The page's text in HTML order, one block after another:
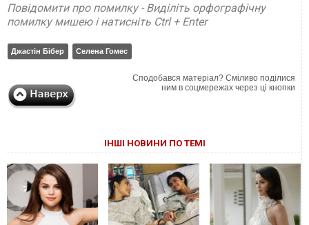
Повідомити про помилку - Виділіть орфографічну
помилку мишею і натисніть Ctrl + Enter
Джастін Бібер Селена Гомес
Сподобався матеріал? Сміливо поділися
ним в соцмережах через ці кнопки
ІНШІ НОВИНИ ПО ТЕМІ